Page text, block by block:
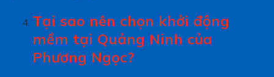
Tại sao nên chọn khởi động
mềm tại Quảng Ninh của
Phương Ngọc?